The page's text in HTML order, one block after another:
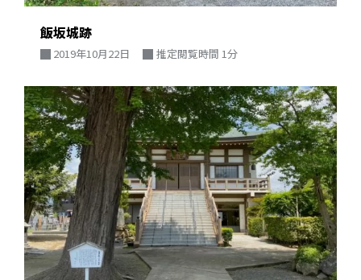
飯坂城跡
2019年10月22日 推定閲覧時間 1分